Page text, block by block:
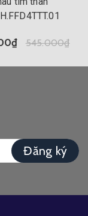
545.000₫
Đăng ký